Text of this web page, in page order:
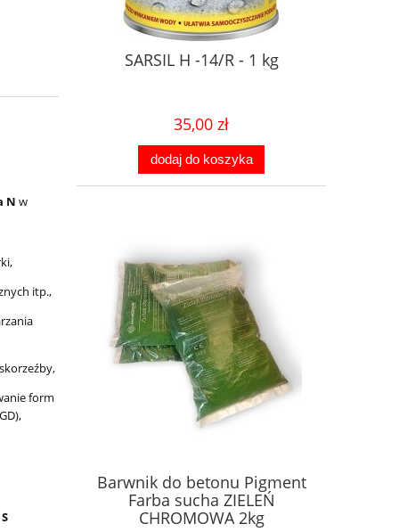
N w
itp.,
form
S
SARSIL H -14/R - 1 kg
35,00 zł
dodaj do koszyka
Barwnik do betonu Pigment
Farba sucha ZIELEŃ
CHROMOWA 2kg